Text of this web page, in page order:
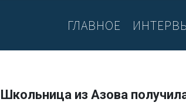
ГЛАВНОЕ
Школьница из Азова